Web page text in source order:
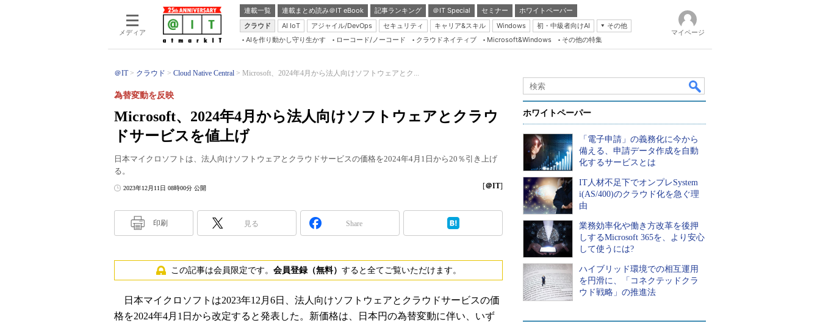
メディア
連載一覧 連載まとめ読み＠IT eBook 記事ランキング ＠IT Special セミナー
ホワイトペーパー
クラウド
AI IoT アジャイル/DevOps セキュリティ キャリア&スキル Windows 初・中級者向けAI
その他
Server & Storage
Java Agile
Database Expert
Linux ＆ OSS
Master of IP Network
Security & Trust
ブログ
AIを作り動かし守り生かす ローコード/ノーコード クラウドネイティブ Microsoft&Windows その他の特集
マイページ
＠IT クラウド Cloud Native Central Microsoft、2024年4月から法人向けソフトウェアとク...
Microsoft、2024年4月から法人向けソフトウェアとクラウ
ドサービスを値上げ
為替変動を反映
日本マイクロソフトは、法人向けソフトウェアとクラウドサービスの価格を2024年4月1日から20％引き上げ
る。
2023年12月11日 08時00分 公開 [＠IT]
印刷 見る Share
この記事は会員限定です。 会員登録（無料） すると全てご覧いただけます。
日本マイクロソフトは2023年12月6日、法人向けソフトウェアとクラウドサービスの価
格を2024年4月1日から改定すると発表した。新価格は、日本円の為替変動に伴い、いず
ホワイトペーパー
「電子申請」の義務化に今から
備える、申請データ作成を自動
化するサービスとは
IT人材不足下でオンプレSystem
i(AS/400)のクラウド化を急ぐ理
由
業務効率化や働き方改革を後押
しするMicrosoft 365を、より安心
して使うには?
ハイブリッド環境での相互運用
を円滑に、「コネクテッドクラ
ウド戦略」の推進法